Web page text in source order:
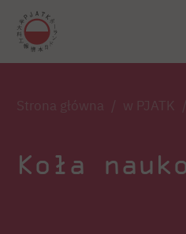
Strona główna w PJATK
Koła